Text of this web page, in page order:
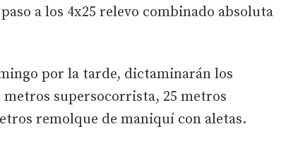
a los 4x25 relevo combinado absoluta
por la tarde, dictaminarán los
metros supersocorrista, 25 metros
remolque de maniquí con aletas.